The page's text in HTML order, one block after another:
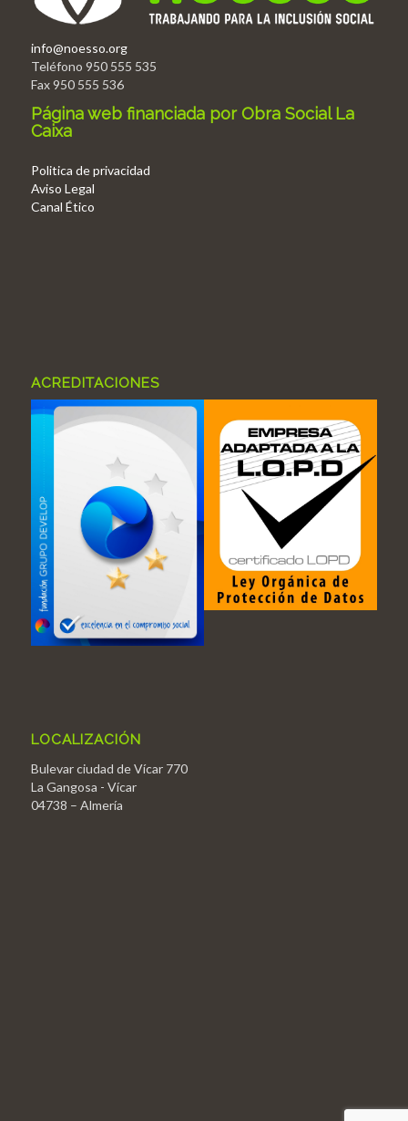
info@noesso.org
Teléfono 950 555 535
Fax 950 555 536
Página web financiada por Obra Social La
Caixa
Politica de privacidad
Aviso Legal
Canal Ético
ACREDITACIONES
LOCALIZACIÓN
Bulevar ciudad de Vícar 770
La Gangosa - Vícar
04738 – Almería